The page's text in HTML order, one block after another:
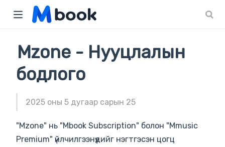
Mzone - Нууцлалын
бодлого
2025 оны 5 дугаар сарын 25
"Mzone" нь "Mbook Subscription" болон "Mmusic
Premium" үйлчилгээнүүдийг нэгтгэсэн цогц